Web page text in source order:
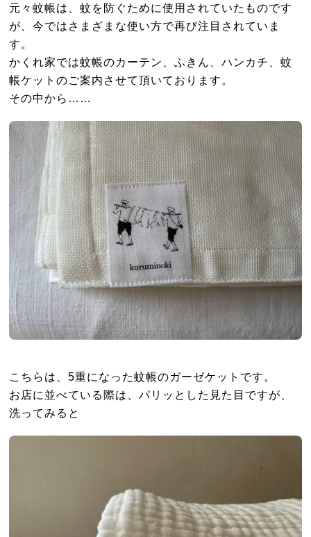
元々蚊帳は、蚊を防ぐために使用されていたものです
が、今ではさまざまな使い方で再び注目されていま
す。
かくれ家では蚊帳のカーテン、ふきん、ハンカチ、蚊
帳ケットのご案内させて頂いております。
その中から……
こちらは、5重になった蚊帳のガーゼケットです。
お店に並べている際は、パリッとした見た目ですが、
洗ってみると